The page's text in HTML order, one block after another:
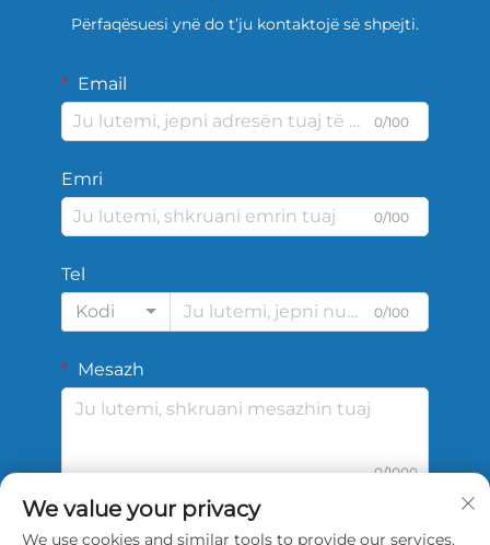
Përfaqësuesi ynë do t’ju kontaktojë së shpejti.
Email
0/100
Emri
0/100
Tel
Kodi
0/100
Mesazh
0/1000
DËRGO
We value your privacy
We use cookies and similar tools to provide our services.